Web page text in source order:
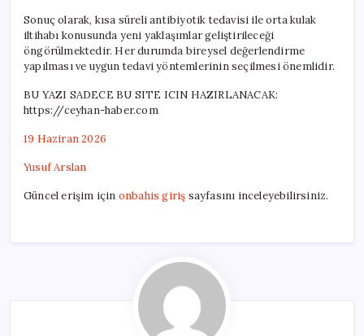
Sonuç olarak, kısa süreli antibiyotik tedavisi ile orta kulak
iltihabı konusunda yeni yaklaşımlar geliştirileceği
öngörülmektedir. Her durumda bireysel değerlendirme
yapılması ve uygun tedavi yöntemlerinin seçilmesi önemlidir.
BU YAZI SADECE BU SITE ICIN HAZIRLANACAK:
https://ceyhan-haber.com
19 Haziran 2026
Yusuf Arslan
Güncel erişim için onbahis giriş sayfasını inceleyebilirsiniz.